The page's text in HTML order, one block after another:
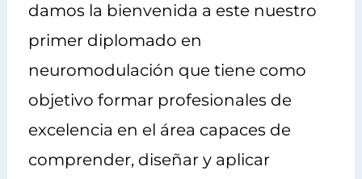
damos la bienvenida a este nuestro
primer diplomado en
neuromodulación que tiene como
objetivo formar profesionales de
excelencia en el área capaces de
comprender, diseñar y aplicar